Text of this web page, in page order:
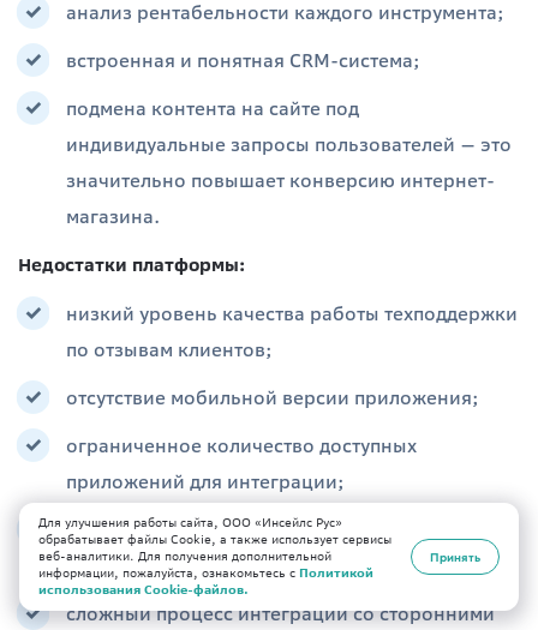
анализ рентабельности каждого инструмента;
встроенная и понятная CRM-система;
подмена контента на сайте под
индивидуальные запросы пользователей — это
значительно повышает конверсию интернет-
магазина.
Недостатки платформы:
низкий уровень качества работы техподдержки
по отзывам клиентов;
отсутствие мобильной версии приложения;
ограниченное количество доступных
приложений для интеграции;
ограниченный функционал сервиса по мнению
профессионалов;
сложный процесс интеграции со сторонними
Для улучшения работы сайта, ООО «Инсейлс Рус»
обрабатывает файлы Cookie, а также использует сервисы
веб-аналитики. Для получения дополнительной
информации, пожалуйста, ознакомьтесь с Политикой
использования Cookie-файлов.
Принять